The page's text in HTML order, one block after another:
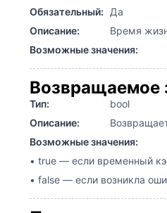
Обязательный:
Да
Описание:
Время
Возможные значения:
Возвращаемое
Тип:
bool
Описание:
Возможные значения:
• true — если временный
• false — если возникла